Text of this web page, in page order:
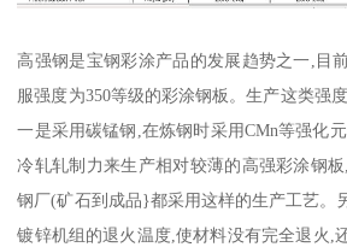
高强钢是宝钢彩涂产品的发展趋势之一,目
服强度为350等级的彩涂钢板。生产这类强
一是采用碳锰钢,在炼钢时采用CMn等强化
冷轧轧制力来生产相对较薄的高强彩涂钢
钢厂(矿石到成品}都采用这样的生产工艺。
镀锌机组的退火温度,使材料没有完全退火,